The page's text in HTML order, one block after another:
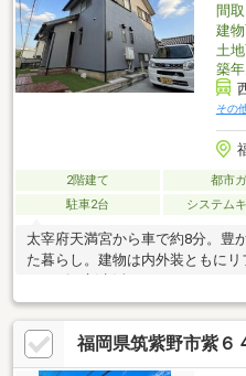
間取
建
土
築年
その
2階建て 都市
駐車2台
システム
太宰府天満宮から車で約8分。豊
た暮らし。建物は内外装ともに
クロス全面貼り替え□床フローリ
ふすま表替え、障子貼り替え□外
分◆2階から筑紫野・朝倉の山々
ダイレックス原店まで徒歩約12
福岡県筑紫野市紫６